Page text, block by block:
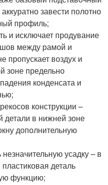
завести полотно
профиль;
и исключает продувание
между рамой и
пропускает воздух и
зоне предельно
конденсата и
конструкции –
детали в нижней зоне
дополнительную
усадку – в
деталь
функцию;